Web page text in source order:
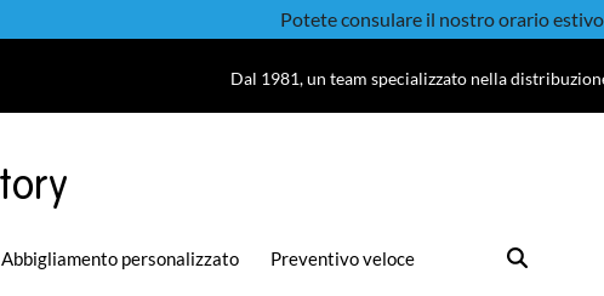
Potete consulare il nostro orario estivo
Dal 1981, un team specializzato nella
Abbigliamento personalizzato Preventivo veloce